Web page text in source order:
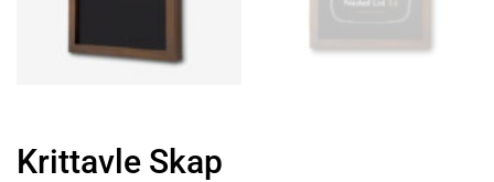
Krittavle Skap